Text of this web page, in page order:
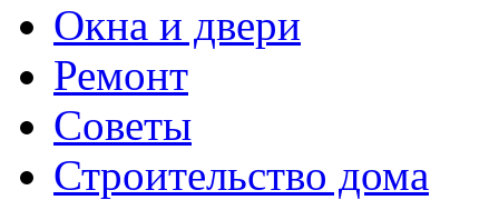
Окна и двери
Ремонт
Советы
Строительство дома